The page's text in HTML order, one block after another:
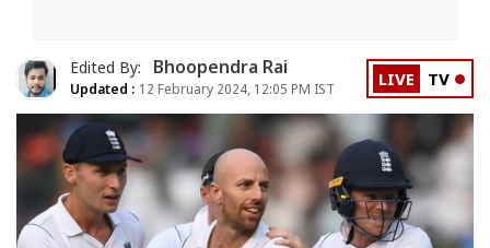
Edited By: Bhoopendra Rai
Updated : 12 February 2024, 12:05 PM IST LIVE TV